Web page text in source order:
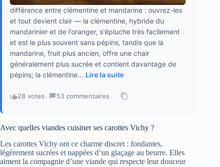
différence entre clémentine et mandarine : ouvrez-les
et tout devient clair — la clémentine, hybride du
mandarinier et de l'oranger, s'épluche très facilement
et est le plus souvent sans pépins, tandis que la
mandarine, fruit plus ancien, offre une chair
généralement plus sucrée et contient davantage de
pépins; la clémentine... Lire la suite
28 votes · 53 commentaires ·
Avec quelles viandes cuisiner ses carottes Vichy ?
Les carottes Vichy ont ce charme discret : fondantes,
légèrement sucrées et nappées d’un glaçage au beurre. Elles
aiment la compagnie d’une viande qui respecte leur douceur